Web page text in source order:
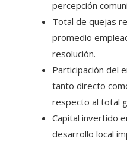
percepción
Total de quejas
promedio
resolución.
Participación del
tanto directo
respecto al total
Capital invertido
desarrollo local